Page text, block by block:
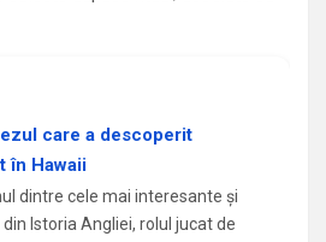
care a descoperit
în Hawaii
dintre cele mai interesante și
Istoria Angliei, rolul jucat de